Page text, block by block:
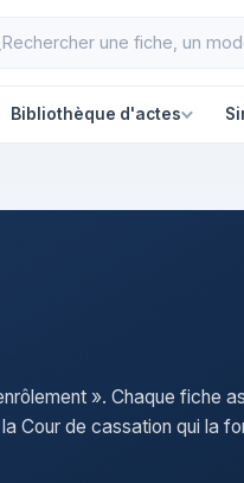
Bibliothèque d'actes
». Chaque fiche
Cour de cassation qui la